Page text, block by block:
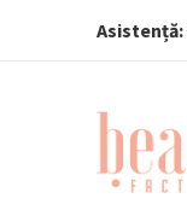
Asistență: